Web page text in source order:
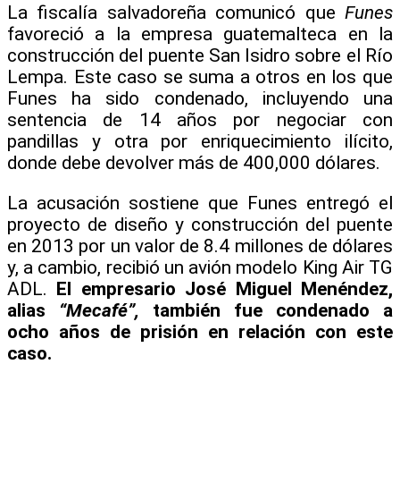
La fiscalía salvadoreña comunicó que Funes
favoreció a la empresa guatemalteca en la
construcción del puente San Isidro sobre el Río
Lempa. Este caso se suma a otros en los que
Funes ha sido condenado, incluyendo una
sentencia de 14 años por negociar con
pandillas y otra por enriquecimiento ilícito,
donde debe devolver más de 400,000 dólares.
La acusación sostiene que Funes entregó el
proyecto de diseño y construcción del puente
en 2013 por un valor de 8.4 millones de dólares
y, a cambio, recibió un avión modelo King Air TG
ADL. El empresario José Miguel Menéndez,
alias “Mecafé”, también fue condenado a
ocho años de prisión en relación con este
caso.